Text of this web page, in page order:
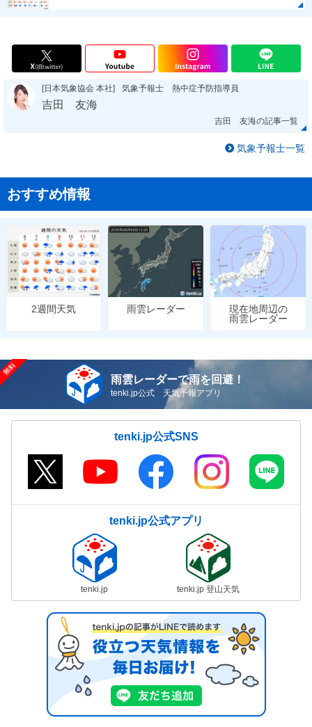
[日本気象協会 本社] 気象予報士 熱中症予防指導員
吉田 友海
吉田 友海の記事一覧
気象予報士一覧
おすすめ情報
2週間天気 雨雲レーダー
現在地周辺の
雨雲レーダー
雨雲レーダーで雨を回避！
tenki.jp公式 天気予報アプリ
tenki.jp公式SNS
tenki.jp公式アプリ
tenki.jp tenki.jp 登山天気